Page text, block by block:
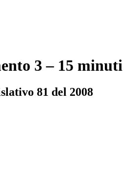
3 – 15 minuti
81 del 2008